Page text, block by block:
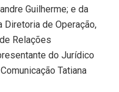
Guilherme; e da
de Operação,
Relações
do Jurídico
Tatiana